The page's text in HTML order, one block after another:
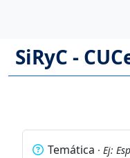
SiRyC -
Temática · Ej: